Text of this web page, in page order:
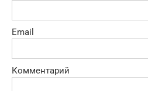
Email
Комментарий